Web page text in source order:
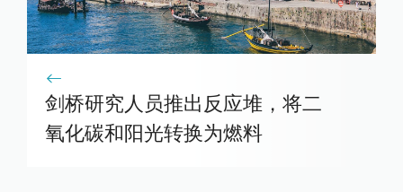
剑桥研究人员推出反应堆，将二
氧化碳和阳光转换为燃料